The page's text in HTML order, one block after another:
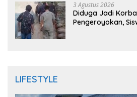
3 Agustus 2026
Diduga Jadi
Pengeroyokan,
LIFESTYLE